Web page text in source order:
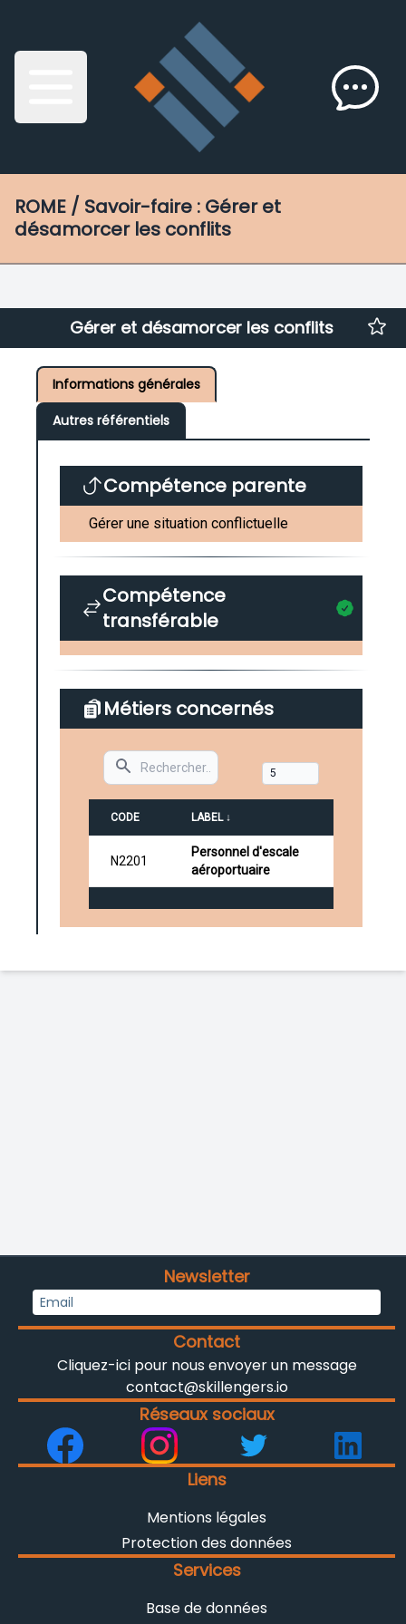
ROME / Savoir-faire : Gérer et
désamorcer les conflits
Gérer et désamorcer les conflits
Informations générales
Autres référentiels
Compétence parente
Gérer une situation conflictuelle
Compétence
transférable
Métiers concernés
Search
CODE LABEL ↓
N2201
Personnel d'escale
aéroportuaire
Services
Base de données
Liens
Mentions légales
Protection des données
Réseaux sociaux
Contact
Cliquez-ici pour nous envoyer un message
contact@skillengers.io
Newsletter